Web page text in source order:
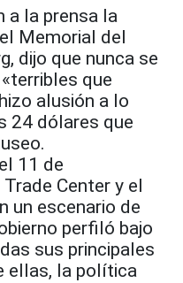
a la prensa la
Memorial del
dijo que nunca se
que
alusión a lo
24 dólares que
11 de
Center y el
un escenario de
perfiló bajo
sus principales
ellas, la política